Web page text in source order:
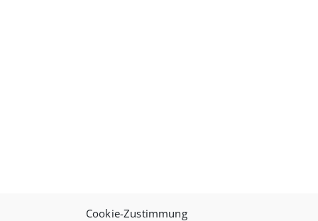
Cookie-Zustimmung